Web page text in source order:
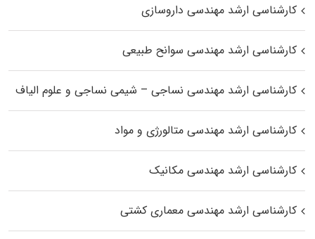
کارشناسی ارشد مهندسی داروسازی
کارشناسی ارشد مهندسی سوانح طبیعی
کارشناسی ارشد مهندسی نساجی – شیمی نساجی و علوم الیاف
کارشناسی ارشد مهندسی متالورژی و مواد
کارشناسی ارشد مهندسی مکانیک
کارشناسی ارشد مهندسی معماری کشتی